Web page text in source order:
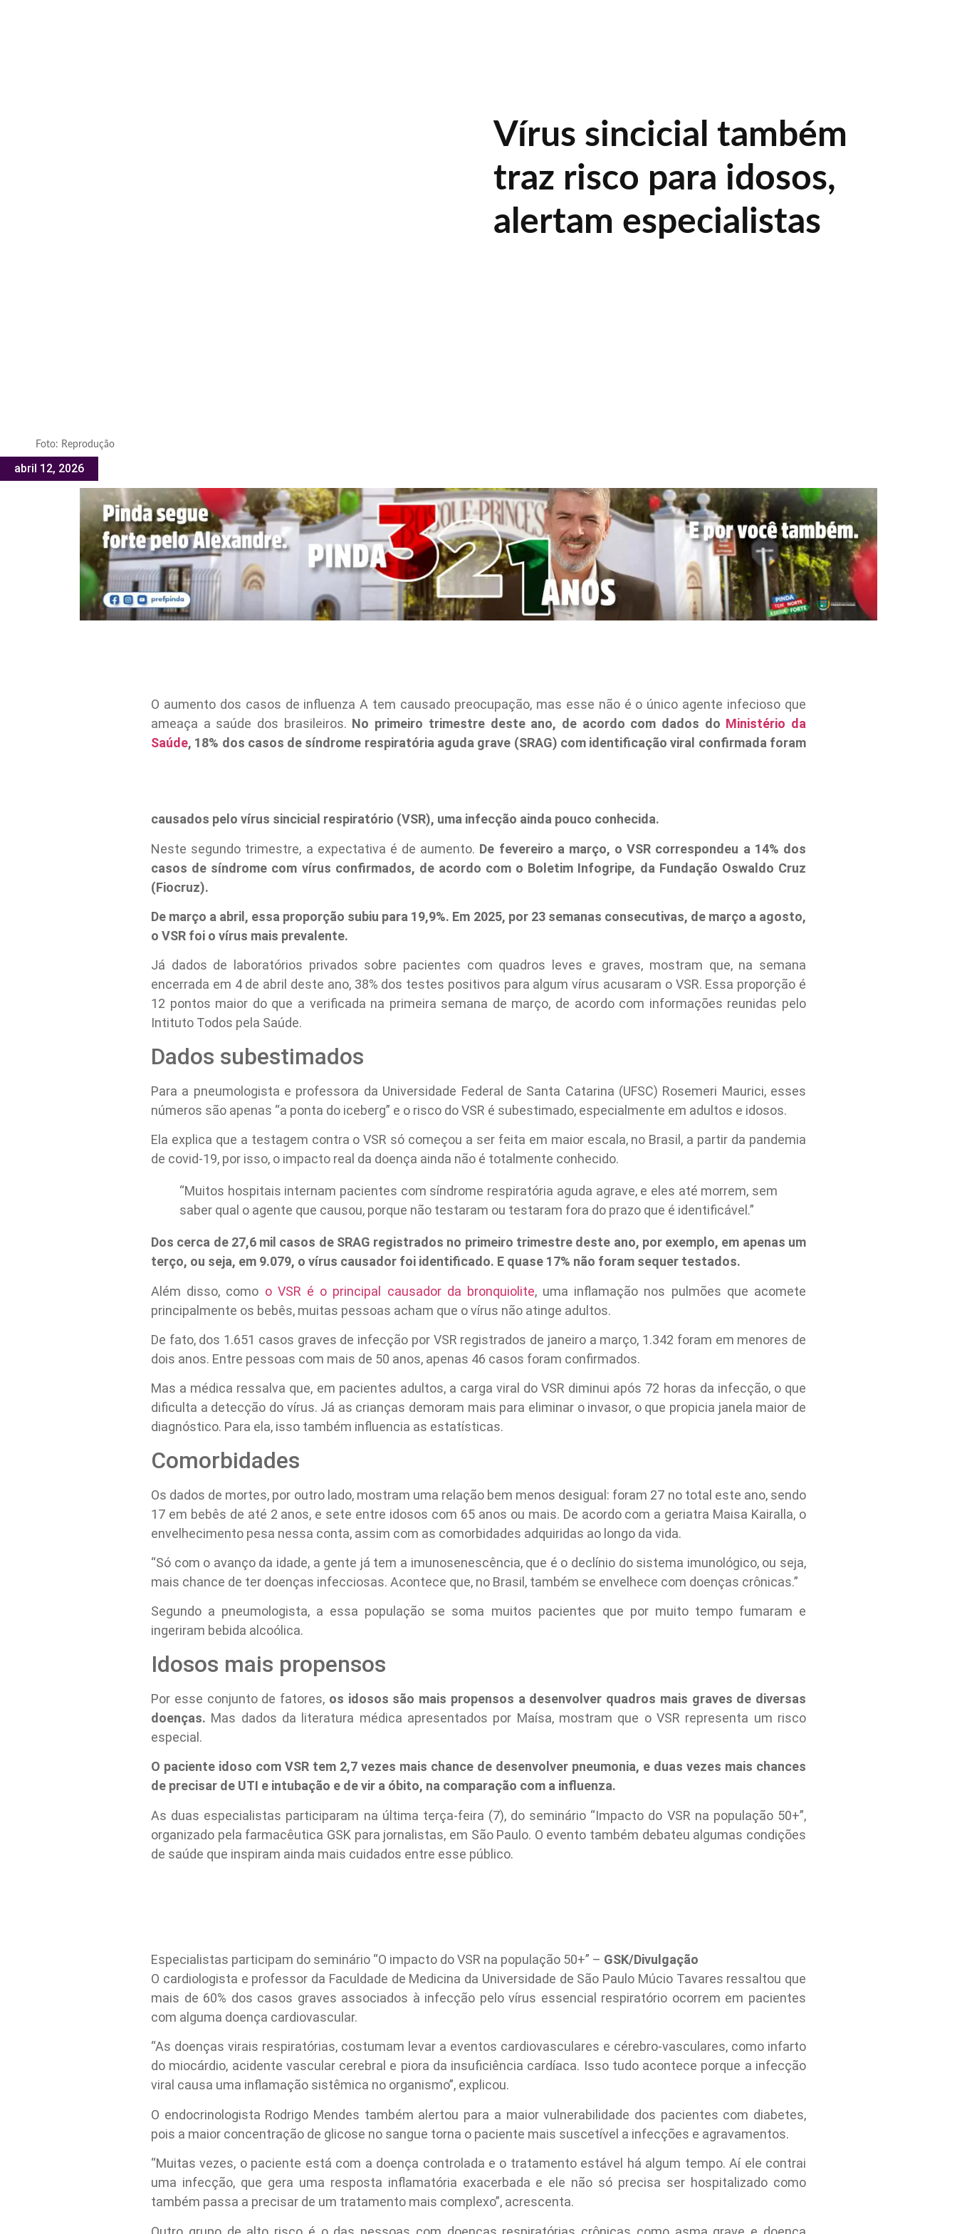
Foto: Reprodução
abril 12, 2026
Vírus sincicial também
traz risco para idosos,
alertam especialistas
O aumento dos casos de influenza A tem causado preocupação, mas esse não é o único agente infecioso que
ameaça a saúde dos brasileiros. No primeiro trimestre deste ano, de acordo com dados do Ministério da
Saúde, 18% dos casos de síndrome respiratória aguda grave (SRAG) com identificação viral confirmada foram
causados pelo vírus sincicial respiratório (VSR), uma infecção ainda pouco conhecida.
Neste segundo trimestre, a expectativa é de aumento. De fevereiro a março, o VSR correspondeu a 14% dos
casos de síndrome com vírus confirmados, de acordo com o Boletim Infogripe, da Fundação Oswaldo Cruz
(Fiocruz).
De março a abril, essa proporção subiu para 19,9%. Em 2025, por 23 semanas consecutivas, de março a agosto,
o VSR foi o vírus mais prevalente.
Já dados de laboratórios privados sobre pacientes com quadros leves e graves, mostram que, na semana
encerrada em 4 de abril deste ano, 38% dos testes positivos para algum vírus acusaram o VSR. Essa proporção é
12 pontos maior do que a verificada na primeira semana de março, de acordo com informações reunidas pelo
Intituto Todos pela Saúde.
Dados subestimados
Para a pneumologista e professora da Universidade Federal de Santa Catarina (UFSC) Rosemeri Maurici, esses
números são apenas “a ponta do iceberg” e o risco do VSR é subestimado, especialmente em adultos e idosos.
Ela explica que a testagem contra o VSR só começou a ser feita em maior escala, no Brasil, a partir da pandemia
de covid-19, por isso, o impacto real da doença ainda não é totalmente conhecido.
“Muitos hospitais internam pacientes com síndrome respiratória aguda agrave, e eles até morrem, sem
saber qual o agente que causou, porque não testaram ou testaram fora do prazo que é identificável.”
Dos cerca de 27,6 mil casos de SRAG registrados no primeiro trimestre deste ano, por exemplo, em apenas um
terço, ou seja, em 9.079, o vírus causador foi identificado. E quase 17% não foram sequer testados.
Além disso, como o VSR é o principal causador da bronquiolite, uma inflamação nos pulmões que acomete
principalmente os bebês, muitas pessoas acham que o vírus não atinge adultos.
De fato, dos 1.651 casos graves de infecção por VSR registrados de janeiro a março, 1.342 foram em menores de
dois anos. Entre pessoas com mais de 50 anos, apenas 46 casos foram confirmados.
Mas a médica ressalva que, em pacientes adultos, a carga viral do VSR diminui após 72 horas da infecção, o que
dificulta a detecção do vírus. Já as crianças demoram mais para eliminar o invasor, o que propicia janela maior de
diagnóstico. Para ela, isso também influencia as estatísticas.
Comorbidades
Os dados de mortes, por outro lado, mostram uma relação bem menos desigual: foram 27 no total este ano, sendo
17 em bebês de até 2 anos, e sete entre idosos com 65 anos ou mais. De acordo com a geriatra Maisa Kairalla, o
envelhecimento pesa nessa conta, assim com as comorbidades adquiridas ao longo da vida.
“Só com o avanço da idade, a gente já tem a imunosenescência, que é o declínio do sistema imunológico, ou seja,
mais chance de ter doenças infecciosas. Acontece que, no Brasil, também se envelhece com doenças crônicas.”
Segundo a pneumologista, a essa população se soma muitos pacientes que por muito tempo fumaram e
ingeriram bebida alcoólica.
Idosos mais propensos
Por esse conjunto de fatores, os idosos são mais propensos a desenvolver quadros mais graves de diversas
doenças. Mas dados da literatura médica apresentados por Maísa, mostram que o VSR representa um risco
especial.
O paciente idoso com VSR tem 2,7 vezes mais chance de desenvolver pneumonia, e duas vezes mais chances
de precisar de UTI e intubação e de vir a óbito, na comparação com a influenza.
As duas especialistas participaram na última terça-feira (7), do seminário “Impacto do VSR na população 50+”,
organizado pela farmacêutica GSK para jornalistas, em São Paulo. O evento também debateu algumas condições
de saúde que inspiram ainda mais cuidados entre esse público.
Especialistas participam do seminário “O impacto do VSR na população 50+” – GSK/Divulgação
O cardiologista e professor da Faculdade de Medicina da Universidade de São Paulo Múcio Tavares ressaltou que
mais de 60% dos casos graves associados à infecção pelo vírus essencial respiratório ocorrem em pacientes
com alguma doença cardiovascular.
“As doenças virais respiratórias, costumam levar a eventos cardiovasculares e cérebro-vasculares, como infarto
do miocárdio, acidente vascular cerebral e piora da insuficiência cardíaca. Isso tudo acontece porque a infecção
viral causa uma inflamação sistêmica no organismo”, explicou.
O endocrinologista Rodrigo Mendes também alertou para a maior vulnerabilidade dos pacientes com diabetes,
pois a maior concentração de glicose no sangue torna o paciente mais suscetível a infecções e agravamentos.
“Muitas vezes, o paciente está com a doença controlada e o tratamento estável há algum tempo. Aí ele contrai
uma infecção, que gera uma resposta inflamatória exacerbada e ele não só precisa ser hospitalizado como
também passa a precisar de um tratamento mais complexo”, acrescenta.